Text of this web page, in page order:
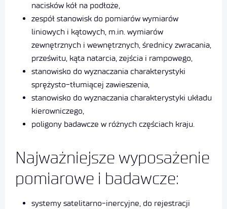
nacisków kół na podłoże,
zespół stanowisk do pomiarów wymiarów
liniowych i kątowych, m.in. wymiarów
zewnętrznych i wewnętrznych, średnicy zwracania,
prześwitu, kąta natarcia, zejścia i rampowego,
stanowisko do wyznaczania charakterystyki
sprężysto-tłumiącej zawieszenia,
stanowisko do wyznaczania charakterystyki układu
kierowniczego,
poligony badawcze w różnych częściach kraju.
Najważniejsze wyposażenie
pomiarowe i badawcze:
systemy satelitarno-inercyjne, do rejestracji